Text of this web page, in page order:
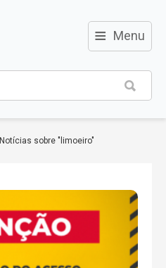
≡ Menu
Notícias sobre "limoeiro"